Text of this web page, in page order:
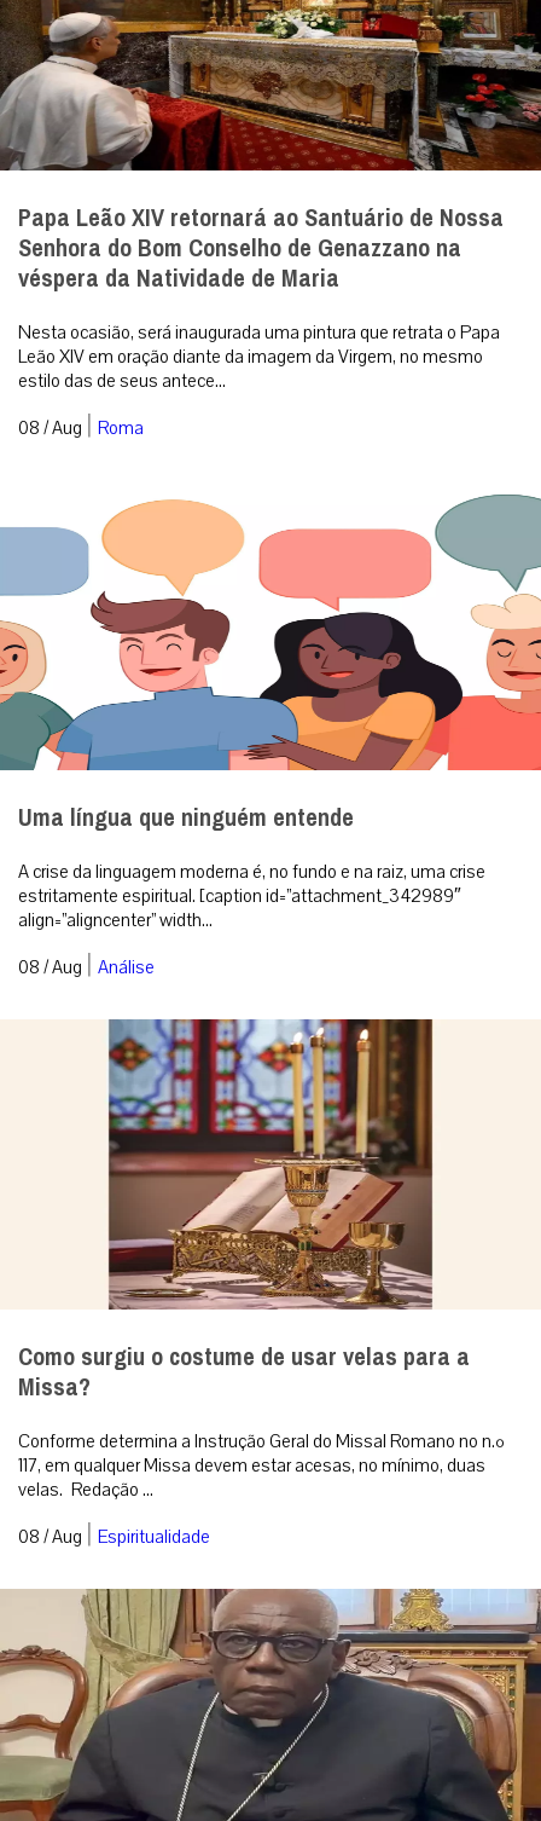
Papa Leão XIV retornará ao Santuário de Nossa
Senhora do Bom Conselho de Genazzano na
véspera da Natividade de Maria
Nesta ocasião, será inaugurada uma pintura que retrata o Papa
Leão XIV em oração diante da imagem da Virgem, no mesmo
estilo das de seus antece...
08 / Aug | Roma
Uma língua que ninguém entende
A crise da linguagem moderna é, no fundo e na raiz, uma crise
estritamente espiritual. [caption id=”attachment_342989″
align=”aligncenter” width...
08 / Aug | Análise
Como surgiu o costume de usar velas para a
Missa?
Conforme determina a Instrução Geral do Missal Romano no n.º
117, em qualquer Missa devem estar acesas, no mínimo, duas
velas. Redação ...
08 / Aug | Espiritualidade